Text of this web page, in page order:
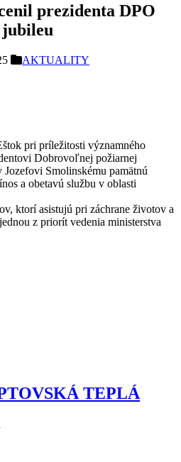
prezidenta DPO
AKTUALITY
pri príležitosti významného
Dobrovoľnej požiarnej
Smolinskému pamätnú
a obetavú službu v oblasti
ktorí asistujú pri záchrane životov a
z priorít vedenia ministerstva
TEPLÁ